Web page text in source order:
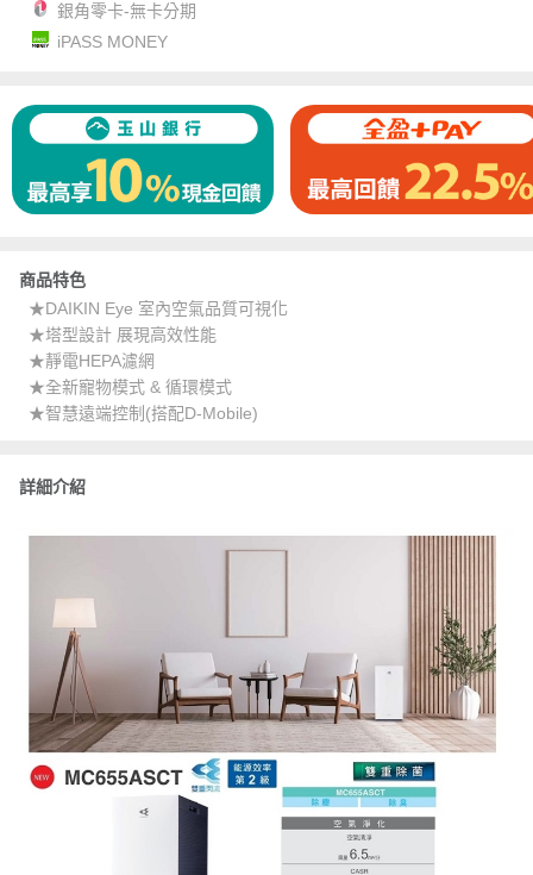
銀角零卡-無卡分期
iPASS MONEY
商品特色
★DAIKIN Eye 室內空氣品質可視化
★塔型設計 展現高效性能
★靜電HEPA濾網
★全新寵物模式 & 循環模式
★智慧遠端控制(搭配D-Mobile)
詳細介紹